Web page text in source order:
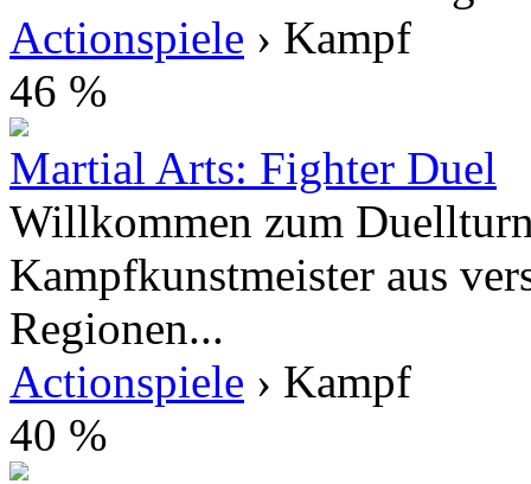
Actionspiele › Kampf
46 %
Martial Arts: Fighter Duel
Willkommen zum
Kampfkunstmeister aus
Regionen...
Actionspiele › Kampf
40 %